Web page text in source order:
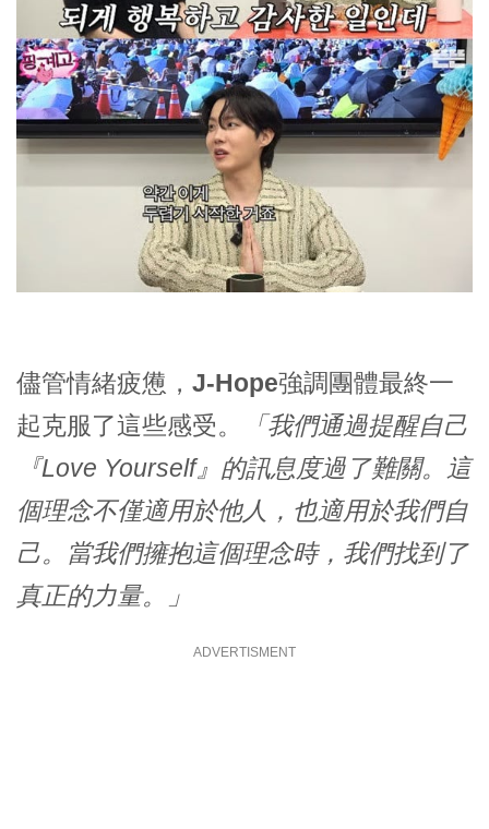
儘管情緒疲憊， J-Hope強調團體最終一
起克服了這些感受。
「我們通過提醒自己
『Love Yourself』的訊息度過了難關。這
個理念不僅適用於他人，也適用於我們自
己。當我們擁抱這個理念時，我們找到了
真正的力量。」
ADVERTISMENT